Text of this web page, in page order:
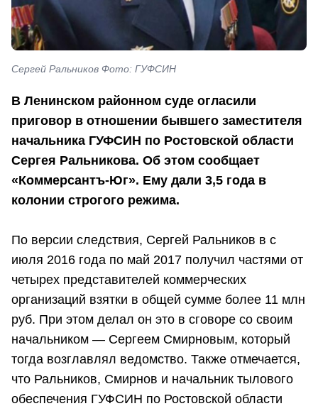
Сергей Ральников Фото: ГУФСИН
В Ленинском районном суде огласили
приговор в отношении бывшего заместителя
начальника ГУФСИН по Ростовской области
Сергея Ральникова. Об этом сообщает
«Коммерсантъ-Юг». Ему дали 3,5 года в
колонии строгого режима.
По версии следствия, Сергей Ральников в с
июля 2016 года по май 2017 получил частями от
четырех представителей коммерческих
организаций взятки в общей сумме более 11 млн
руб. При этом делал он это в сговоре со своим
начальником — Сергеем Смирновым, который
тогда возглавлял ведомство. Также отмечается,
что Ральников, Смирнов и начальник тылового
обеспечения ГУФСИН по Ростовской области